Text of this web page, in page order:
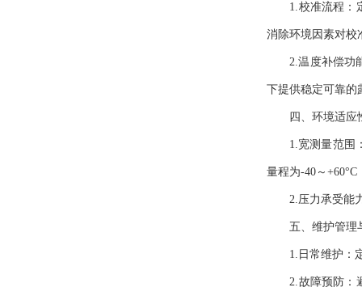
1.校准流程：定
消除环境因素对校
2.温度补偿功
下提供稳定可靠的
四、环境适应
1.宽测量范围：
量程为-40～+60°C
2.压力承受能力
五、维护管理
1.日常维护：定
2.故障预防：避